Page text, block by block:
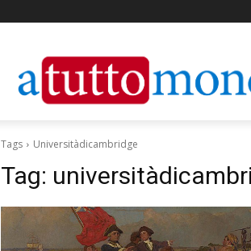
Tags Universitàdicambridge
Tag: